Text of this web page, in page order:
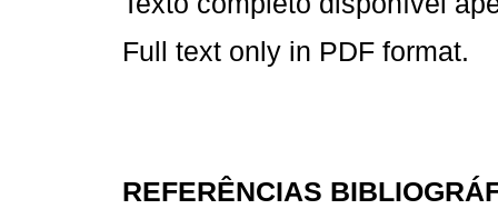
Full text only in PDF format.
REFERÊNCIAS